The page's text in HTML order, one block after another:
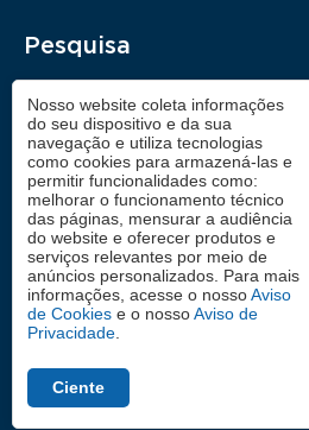
Pesquisa
Contato
As manifestações expressas por
Fundação Getulio Vargas, nas
identificação como tais, em
nos meios de comunicação
exclusivamente as opiniões
necessariamente, a posição
Nosso website coleta informações
do seu dispositivo e da sua
navegação e utiliza tecnologias
como cookies para armazená-las e
permitir funcionalidades como:
melhorar o funcionamento técnico
das páginas, mensurar a audiência
do website e oferecer produtos e
serviços relevantes por meio de
anúncios personalizados. Para mais
informações, acesse o nossoAviso
de Cookies e o nossoAviso de
Privacidade
Ciente